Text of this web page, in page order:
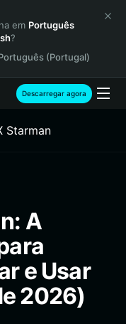
em Português
?
(Portugal)
Descarregar agora
Starman
A
e Usar
2026)